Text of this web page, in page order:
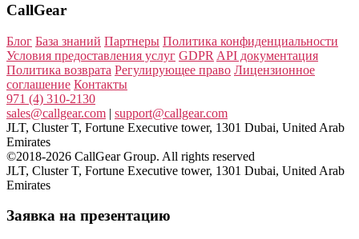
CallGear
Блог База знаний Партнеры Политика конфиденциальности
Условия предоставления услуг GDPR API документация
Политика возврата Регулирующее право Лицензионное
соглашение Контакты
971 (4) 310-2130
sales@callgear.com | support@callgear.com
JLT, Cluster T, Fortune Executive tower, 1301 Dubai, United Arab
Emirates
©2018-2026 CallGear Group. All rights reserved
JLT, Cluster T, Fortune Executive tower, 1301 Dubai, United Arab
Emirates
Заявка на презентацию